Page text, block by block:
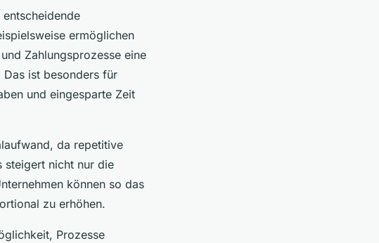
ermöglichen
Zahlungsprozesse eine
Das ist besonders für
und eingesparte Zeit
da repetitive
steigert nicht nur die
können so das
zu erhöhen.
Prozesse